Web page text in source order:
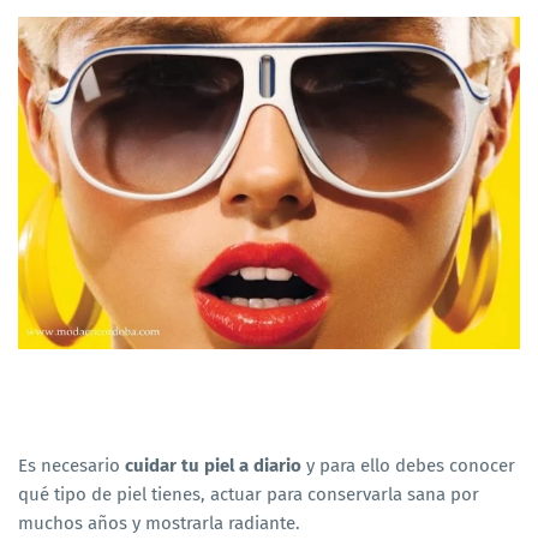
Es necesario cuidar tu piel a diario y para ello debes conocer
qué tipo de piel tienes, actuar para conservarla sana por
muchos años y mostrarla radiante.